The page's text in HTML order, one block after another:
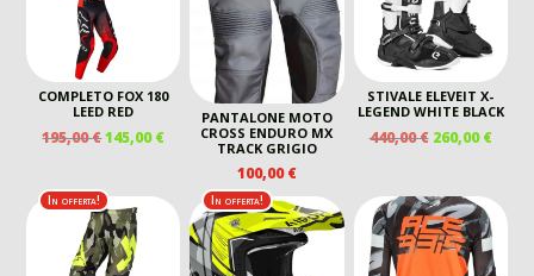
COMPLETO FOX 180
LEED RED
195,00€IL
ERA:
195,00 €.
145,00€IL
PREZZO
È:
145,00 €.
PANTALONE MOTO
CROSS ENDURO MX
TRACK GRIGIO
100,00€
STIVALE ELEVEIT X-
LEGEND WHITE BLACK
440,00€ IL
ERA:
440,00 €.
260,00€IL
È:
In offerta! In offerta!